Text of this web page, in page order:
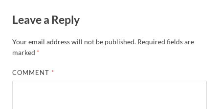
Leave a Reply
Your email address will not be published. Required fields are
marked *
COMMENT *